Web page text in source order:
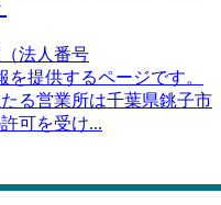
法人番号
を提供するページです。
る営業所は千葉県銚子市
可を受け...